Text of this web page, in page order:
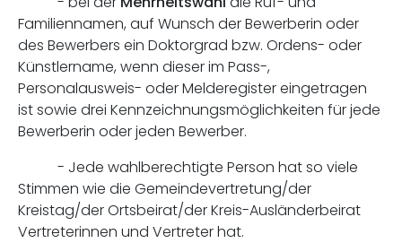
Familiennamen, auf Wunsch der Bewerberin oder
des Bewerbers ein Doktorgrad bzw. Ordens- oder
Künstlername, wenn dieser im Pass-,
Personalausweis- oder Melderegister eingetragen
ist sowie drei Kennzeichnungsmöglichkeiten für jede
Bewerberin oder jeden Bewerber.
- Jede wahlberechtigte Person hat so viele
Stimmen wie die Gemeindevertretung/der
Kreistag/der Ortsbeirat/der Kreis-Ausländerbeirat
Vertreterinnen und Vertreter hat.